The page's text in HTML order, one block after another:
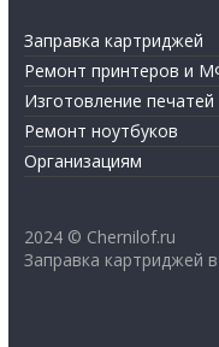
Заправка картриджей
Ремонт принтеров и
Изготовление печатей
Ремонт ноутбуков
Организациям
2024 © Chernilof.ru
Заправка картриджей